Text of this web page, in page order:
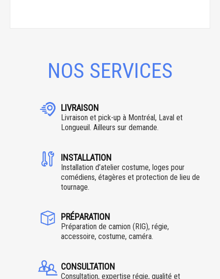
NOS SERVICES
LIVRAISON
Livraison et pick-up à Montréal, Laval et
Longueuil. Ailleurs sur demande.
INSTALLATION
Installation d’atelier costume, loges pour
comédiens, étagères et protection de lieu de
tournage.
PRÉPARATION
Préparation de camion (RIG), régie,
accessoire, costume, caméra.
CONSULTATION
Consultation, expertise régie, qualité et